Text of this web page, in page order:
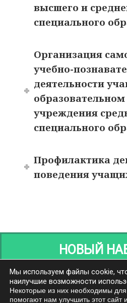
высшего и
специального
Организация
учебно-
деятельности
образовательном
учреждения
специального
Профилактика
поведения
Мы используем файлы cookie,
наилучшие возможности
Некоторые из них необходимы
помогают нам улучшить этот сайт
НОВЫЙ